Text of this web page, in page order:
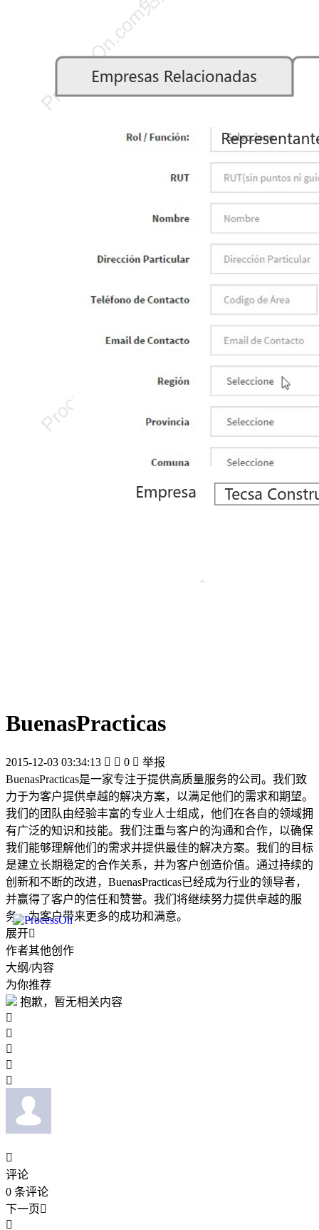
BuenasPracticas
2015-12-03 03:34:13   0  举报
BuenasPracticas是一家专注于提供高质量服务的公司。我们致
力于为客户提供卓越的解决方案，以满足他们的需求和期望。
我们的团队由经验丰富的专业人士组成，他们在各自的领域拥
有广泛的知识和技能。我们注重与客户的沟通和合作，以确保
我们能够理解他们的需求并提供最佳的解决方案。我们的目标
是建立长期稳定的合作关系，并为客户创造价值。通过持续的
创新和不断的改进，BuenasPracticas已经成为行业的领导者，
并赢得了客户的信任和赞誉。我们将继续努力提供卓越的服
务，为客户带来更多的成功和满意。
展开
作者其他创作
大纲/内容
为你推荐
抱歉，暂无相关内容






评论
0 条评论
下一页
